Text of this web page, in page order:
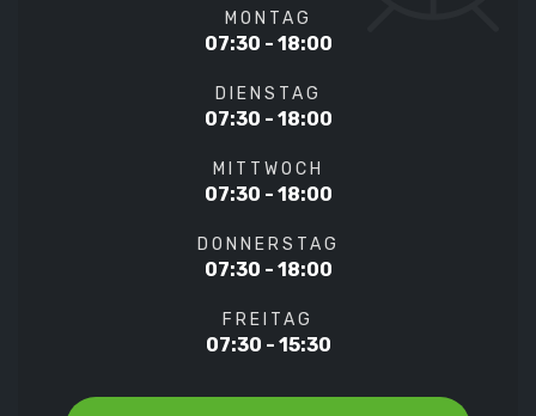
MONTAG
07:30 - 18:00
DIENSTAG
07:30 - 18:00
MITTWOCH
07:30 - 18:00
DONNERSTAG
07:30 - 18:00
FREITAG
07:30 - 15:30